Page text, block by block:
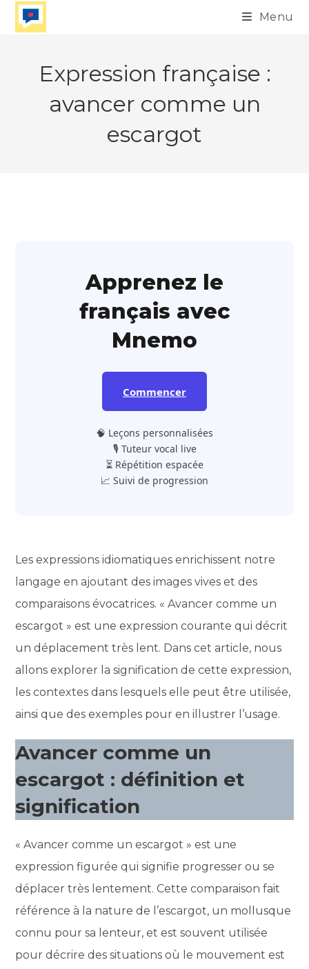
Skip
Menu
Expression française :
avancer comme un
escargot
Apprenez le
français avec
Mnemo
Commencer
🧠 Leçons personnalisées
🎙️ Tuteur vocal live
⏳ Répétition espacée
📈 Suivi de progression
Les expressions idiomatiques enrichissent notre
langage en ajoutant des images vives et des
comparaisons évocatrices. « Avancer comme un
escargot » est une expression courante qui décrit
un déplacement très lent. Dans cet article, nous
allons explorer la signification de cette expression,
les contextes dans lesquels elle peut être utilisée,
ainsi que des exemples pour en illustrer l’usage.
Avancer comme un
escargot : définition et
signification
« Avancer comme un escargot » est une
expression figurée qui signifie progresser ou se
déplacer très lentement. Cette comparaison fait
référence à la nature de l’escargot, un mollusque
connu pour sa lenteur, et est souvent utilisée
pour décrire des situations où le mouvement est